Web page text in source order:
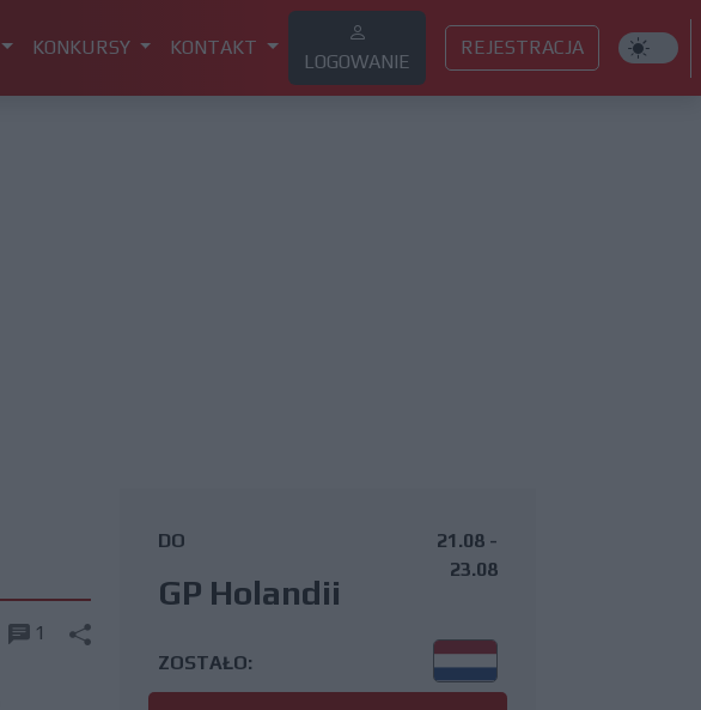
KONKURSY KONTAKT
LOGOWANIE
REJESTRACJA
1
DO
GP Holandii
21.08 -
23.08
ZOSTAŁO: